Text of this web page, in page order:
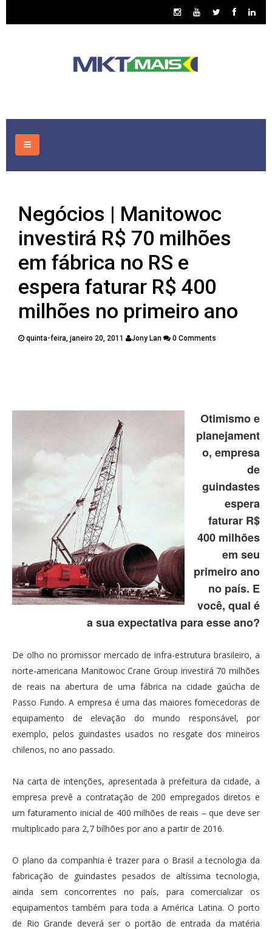
CONSULTORIA
ASSUNTOS
PUBLICAÇÕES
CONTATOS
Negócios | Manitowoc
investirá R$ 70 milhões
em fábrica no RS e
espera faturar R$ 400
milhões no primeiro ano
quinta-feira, janeiro 20, 2011 Jony Lan 0 Comments
Otimismo e
planejament
o, empresa
de
guindastes
espera
faturar R$
400 milhões
em seu
primeiro ano
no país. E
você, qual é
a sua expectativa para esse ano?
De olho no promissor mercado de infra-estrutura brasileiro, a
norte-americana Manitowoc Crane Group investirá 70 milhões
de reais na abertura de uma fábrica na cidade gaúcha de
Passo Fundo. A empresa é uma das maiores fornecedoras de
equipamento de elevação do mundo responsável, por
exemplo, pelos guindastes usados no resgate dos mineiros
chilenos, no ano passado.
Na carta de intenções, apresentada à prefeitura da cidade, a
empresa prevê a contratação de 200 empregados diretos e
um faturamento inicial de 400 milhões de reais – que deve ser
multiplicado para 2,7 bilhões por ano a partir de 2016.
O plano da companhia é trazer para o Brasil a tecnologia da
fabricação de guindastes pesados de altíssima tecnologia,
ainda sem concorrentes no país, para comercializar os
equipamentos também para toda a América Latina. O porto
de Rio Grande deverá ser o portão de entrada da matéria